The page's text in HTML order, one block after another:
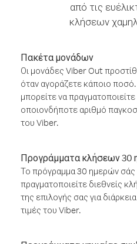
από τις
κλήσεων
Πακέτα μονάδων
Οι μονάδες Viber Out
όταν αγοράζετε κάποιο
μπορείτε να
οποιονδήποτε αριθμό
του Viber.
Προγράμματα κλήσεων 30
Το πρόγραμμα 30 ημερών σάς
πραγματοποιείτε διεθνείς
της επιλογής σας για
τιμές του Viber.